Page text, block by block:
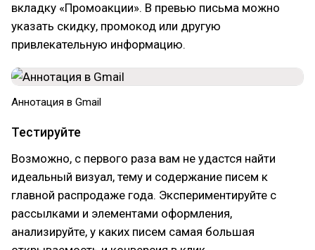
вкладку «Промоакции». В превью письма можно
указать скидку, промокод или другую
привлекательную информацию.
Аннотация в Gmail
Тестируйте
Возможно, с первого раза вам не удастся найти
идеальный визуал, тему и содержание писем к
главной распродаже года. Экспериментируйте с
рассылками и элементами оформления,
анализируйте, у каких писем самая большая